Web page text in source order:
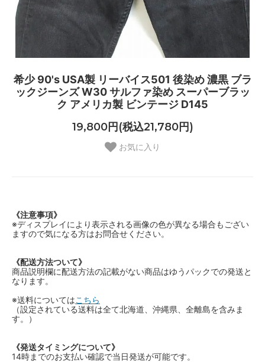
希少 90's USA製 リーバイス501 後染め 濃黒 ブラ
ックジーンズ W30 サルファ染め スーパーブラッ
ク アメリカ製 ビンテージ D145
19,800円(税込21,780円)
お気に入り
《注意事項》
※ディスプレイにより表示される画像の色が異なる場合もござい
ますので気になる方はお問合せください。
《配送方法ついて》
商品説明欄に配送方法の記載がない商品はゆうパックでの発送と
なります。
※送料についてはこちら
（設定されている送料は全て北海道、沖縄県、全離島を含みま
す。）
《発送タイミングについて》
14時までのお支払い確認で当日発送が可能です。